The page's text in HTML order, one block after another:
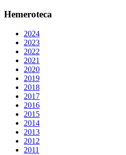
Hemeroteca
2024
2023
2022
2021
2020
2019
2018
2017
2016
2015
2014
2013
2012
2011